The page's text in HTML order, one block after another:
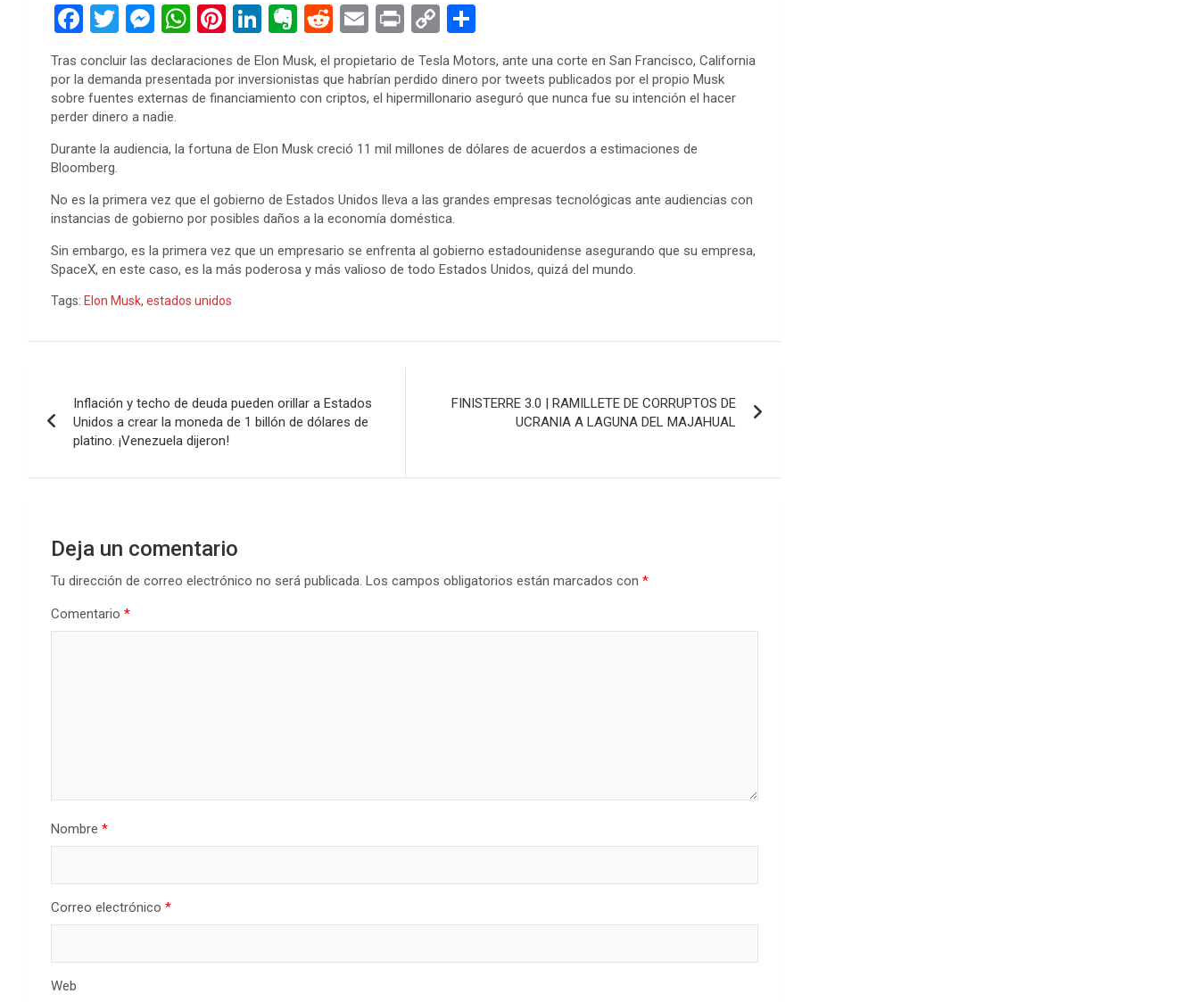
F
ce
b
o
o
k
T
wi
tt
er
M
es
se
n
g
er
W
h
at
s
p
p
Pi
nt
er
es
Li
n
ke
dI
E
ve
rn
ot
R
d
di
E
m
ail
Pr
in
t
C
o
py
Li
k
ar
e
Tras concluir las declaraciones de Elon Musk, el propietario de Tesla Motors, ante una corte en San Francisco, California
por la demanda presentada por inversionistas que habrían perdido dinero por tweets publicados por el propio Musk
sobre fuentes externas de financiamiento con criptos, el hipermillonario aseguró que nunca fue su intención el hacer
perder dinero a nadie.
Durante la audiencia, la fortuna de Elon Musk creció 11 mil millones de dólares de acuerdos a estimaciones de
Bloomberg.
No es la primera vez que el gobierno de Estados Unidos lleva a las grandes empresas tecnológicas ante audiencias con
instancias de gobierno por posibles daños a la economía doméstica.
Sin embargo, es la primera vez que un empresario se enfrenta al gobierno estadounidense asegurando que su empresa,
SpaceX, en este caso, es la más poderosa y más valioso de todo Estados Unidos, quizá del mundo.
Tags: Elon Musk, estados unidos
de
entradas
Inflación y techo de deuda pueden orillar a Estados
Unidos a crear la moneda de 1 billón de dólares de
platino. ¡Venezuela dijeron!
FINISTERRE 3.0 | RAMILLETE DE CORRUPTOS DE
UCRANIA A LAGUNA DEL MAJAHUAL
Deja un comentario
Tu dirección de correo electrónico no será publicada. Los campos obligatorios están marcados con *
Comentario *
Nombre *
Correo electrónico *
Web